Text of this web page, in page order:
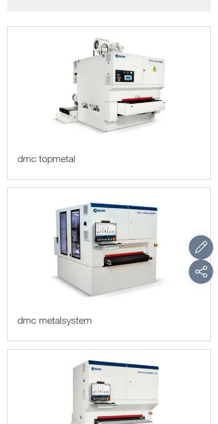
dmc topmetal
dmc metalsystem